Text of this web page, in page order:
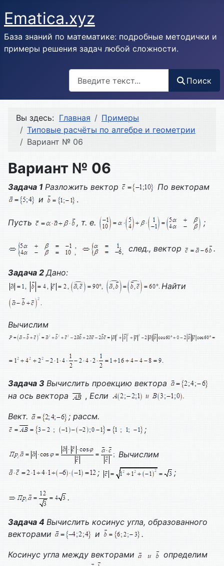
Ematica.xyz
База знаний по математике: подробные методички и
примеры решения задач любой сложности.
Поиск
Вы здесь: Главная
Примеры
Типовые расчёты по алгебре и геометрии
Вариант № 06
Вариант № 06
Задача 1 Разложить вектор
По векторам
и
.
Пусть , т. е. ;
след., вектор .
Задача 2 Дано:
Найти
Вычислим
Задача 3 Вычислить проекцию вектора
на ось вектора
, Если
Вект.
; рассм.
;
Вычислим
;
;
.
Задача 4 Вычислить косинус угла, образованного
векторами
и .
Косинус угла между векторами
определим